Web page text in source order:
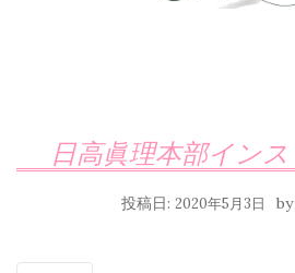
日高眞理本部イン
投稿日: 2020年5月3日 by